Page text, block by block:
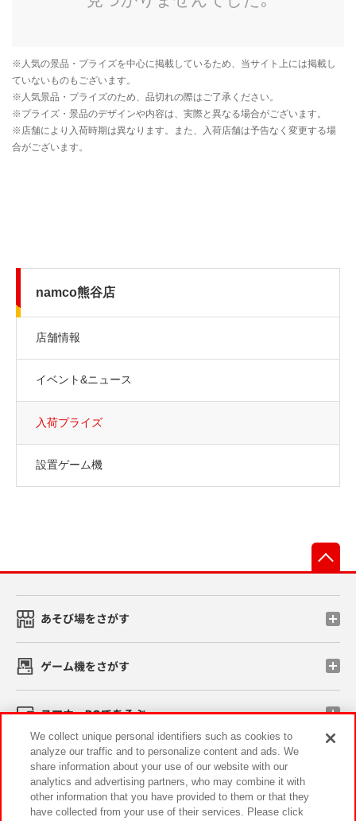
namco熊谷店
店舗情報
イベント&ニュース
入荷プライズ
設置ゲーム機
あそび場をさがす
ゲーム機をさがす
スマホ・PCであそぶ
イベント・キャンペーン
We collect unique personal identifiers such as cookies to
analyze our traffic and to personalize content and ads. We
share information about your use of our website with our
analytics and advertising partners, who may combine it with
other information that you have provided to them or that they
have collected from your use of their services. Please click